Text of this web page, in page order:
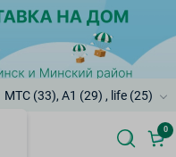
МТС (33), A1 (29) , life (25)
0